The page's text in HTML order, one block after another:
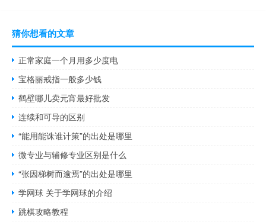
猜你想看的文章
正常家庭一个月用多少度电
宝格丽戒指一般多少钱
鹤壁哪儿卖元宵最好批发
连续和可导的区别
“能用能诛谁计策”的出处是哪里
微专业与辅修专业区别是什么
“张因梯树而逾焉”的出处是哪里
学网球 关于学网球的介绍
跳棋攻略教程